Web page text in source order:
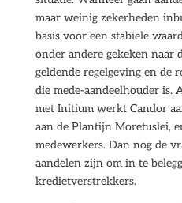
maar weinig zekerheden
basis voor een stabiele
onder andere gekeken naar
geldende regelgeving en de
die mede-aandeelhouder is.
met Initium werkt Candor
aan de Plantijn Moretuslei,
medewerkers. Dan nog de
aandelen zijn om in te
kredietverstrekkers.